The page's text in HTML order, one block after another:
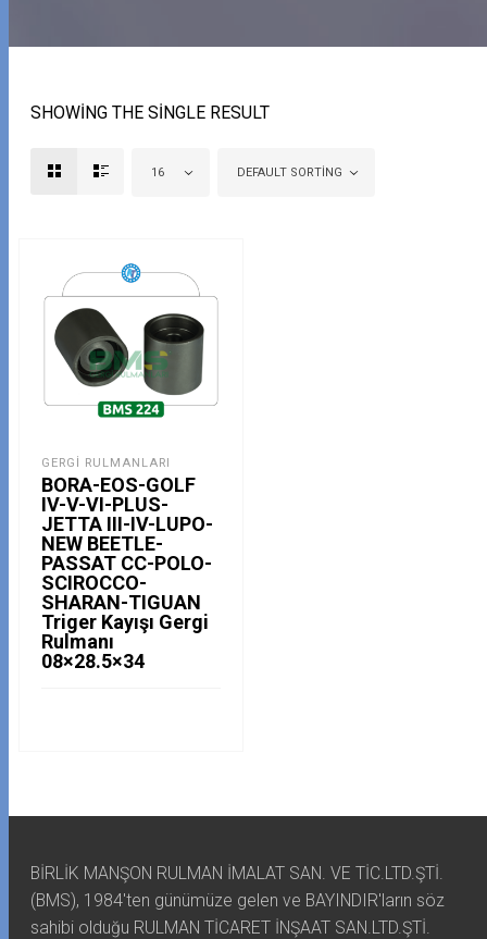
SHOWING THE SINGLE RESULT
16 DEFAULT SORTING
GERGI RULMANLARI
BORA-EOS-GOLF
IV-V-VI-PLUS-
JETTA III-IV-LUPO-
NEW BEETLE-
PASSAT CC-POLO-
SCIROCCO-
SHARAN-TIGUAN
Triger Kayışı Gergi
Rulmanı
08×28.5×34
BİRLİK MANŞON RULMAN İMALAT SAN. VE TİC.LTD.ŞTİ.
(BMS), 1984'ten günümüze gelen ve BAYINDIR'ların söz
sahibi olduğu RULMAN TİCARET İNŞAAT SAN.LTD.ŞTİ.